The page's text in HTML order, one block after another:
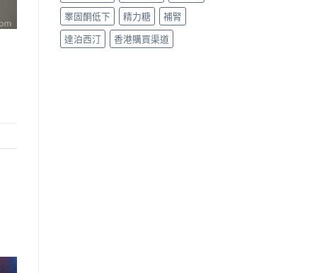
睪固酮低下
精力糖
補腎
達泊西汀
香港購買渠道